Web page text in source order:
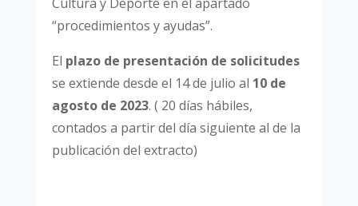
“procedimientos y ayudas”.
El plazo de presentación de solicitudes
se extiende desde el 14 de julio al 10 de
agosto de 2023. ( 20 días hábiles,
contados a partir del día siguiente al de la
publicación del extracto)